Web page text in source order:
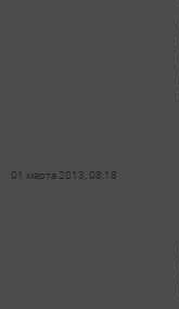
01 марта 2013, 08:18